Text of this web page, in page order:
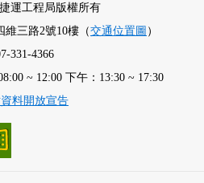
運工程局版權所有
維三路2號10樓（交通位置圖 ）
331-4366
~ 12:00 下午：13:30 ~ 17:30
料開放宣告